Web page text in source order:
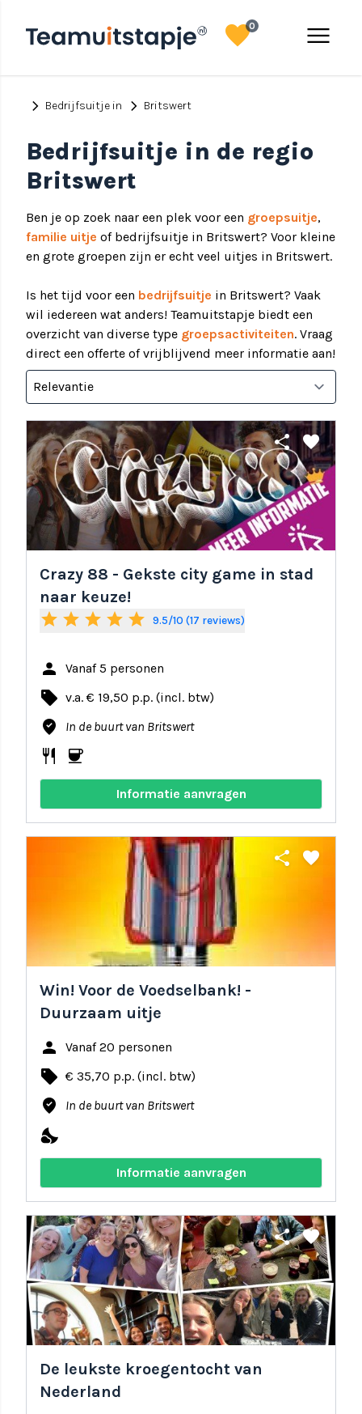
menu
favorite0
chevron_right Bedrijfsuitje in chevron_right Britswert
Bedrijfsuitje in de regio
Britswert
Ben je op zoek naar een plek voor een groepsuitje,
familie uitje of bedrijfsuitje in Britswert? Voor kleine
en grote groepen zijn er echt veel uitjes in Britswert.
Is het tijd voor een bedrijfsuitje in Britswert? Vaak
wil iedereen wat anders! Teamuitstapje biedt een
overzicht van diverse type groepsactiviteiten. Vraag
direct een offerte of vrijblijvend meer informatie aan!
share favorite
Crazy 88 - Gekste city game in stad
naar keuze!
star star star star star 9.5/10 (17 reviews)
person Vanaf 5 personen
local_offer v.a. € 19,50 p.p. (incl. btw)
where_to_vote In de buurt van Britswert
restaurant coffee
Informatie aanvragen
share favorite
Win! Voor de Voedselbank! -
Duurzaam uitje
person Vanaf 20 personen
local_offer € 35,70 p.p. (incl. btw)
where_to_vote In de buurt van Britswert
nights_stay
Informatie aanvragen
share favorite
De leukste kroegentocht van
Nederland